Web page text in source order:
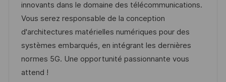
c
i
ó
n
a
d
e
p
u
b
e
m
p
l
e
g
o
r
í
a
innovants dans le domaine des télécommunications.
Vous serez responsable de la conception
d'architectures matérielles numériques pour des
systèmes embarqués, en intégrant les dernières
normes 5G. Une opportunité passionnante vous
attend !